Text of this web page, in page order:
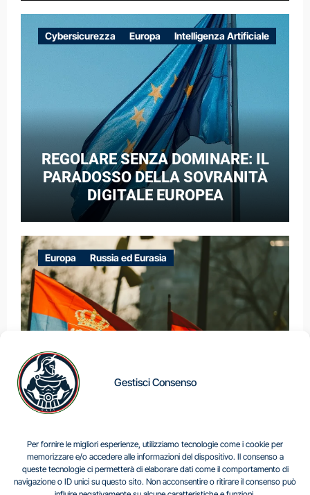
Gestisci Consenso
Per fornire le migliori esperienze, utilizziamo tecnologie come i cookie per
memorizzare e/o accedere alle informazioni del dispositivo. Il consenso a
queste tecnologie ci permetterà di elaborare dati come il comportamento di
navigazione o ID unici su questo sito. Non acconsentire o ritirare il consenso può
CASO DELLE RETI ELETTRICHE
EUROPEE NEL CONTESTO DELLA
GUERRA IBRIDA
Cybersicurezza Europa Intelligenza Artificiale
REGOLARE SENZA DOMINARE: IL
PARADOSSO DELLA SOVRANITÀ
DIGITALE EUROPEA
Europa Russia ed Eurasia